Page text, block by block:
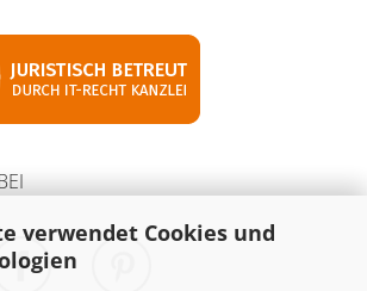
verwendet Cookies und